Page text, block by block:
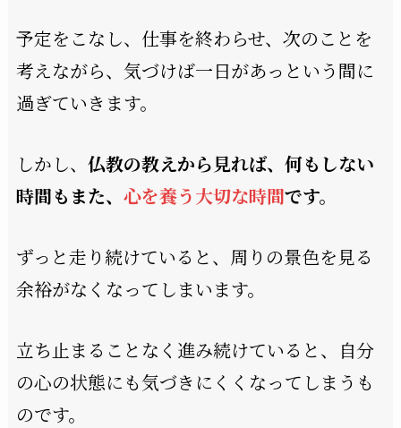
予定をこなし、仕事を終わらせ、次のことを
考えながら、気づけば一日があっという間に
過ぎていきます。
しかし、 仏教の教えから見れば、何もしない
時間もまた、 心を養う大切な時間です。
ずっと走り続けていると、周りの景色を見る
余裕がなくなってしまいます。
立ち止まることなく進み続けていると、自分
の心の状態にも気づきにくくなってしまうも
のです。